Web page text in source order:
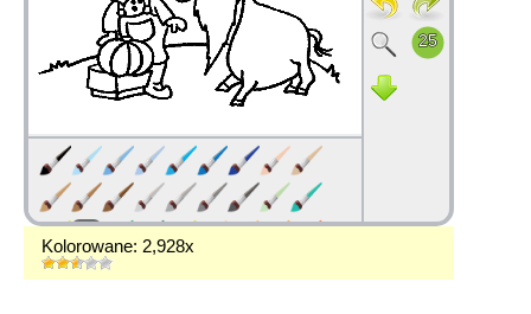
Kolorowane: 2,928x